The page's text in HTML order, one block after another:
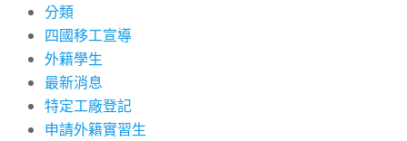
分類
四國移工宣導
外籍學生
最新消息
特定工廠登記
申請外籍實習生